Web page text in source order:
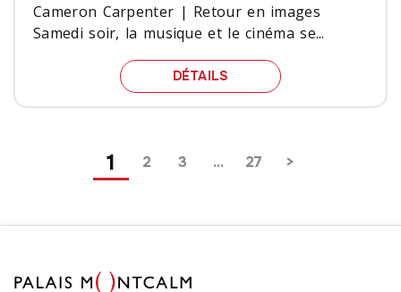
Cameron Carpenter | Retour en images
Samedi soir, la musique et le cinéma se...
DÉTAILS CAMERON CARPENTER
1 2 3 … 27